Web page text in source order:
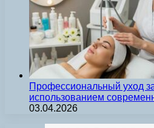
Профессиональный уход
использованием
03.04.2026